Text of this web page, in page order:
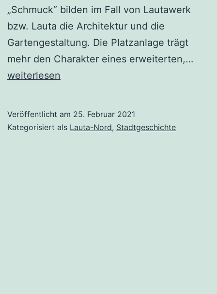
„Schmuck“ bilden im Fall von Lautawerk
bzw. Lauta die Architektur und die
Gartengestaltung. Die Platzanlage trägt
mehr den Charakter eines erweiterten,…
weiterlesen
Veröffentlicht am 25. Februar 2021
Kategorisiert als Lauta-Nord, Stadtgeschichte